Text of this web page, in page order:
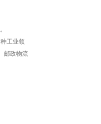
工业领
邮政物流